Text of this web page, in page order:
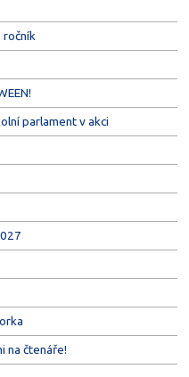
ročník
parlament v akci
na čtenáře!